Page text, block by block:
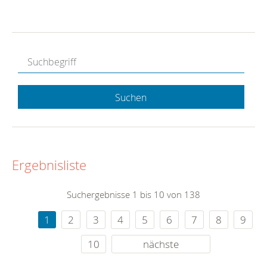
Suchen
Ergebnisliste
Suchergebnisse 1 bis 10 von 138
1 2 3 4 5 6 7 8
9
10
nächste